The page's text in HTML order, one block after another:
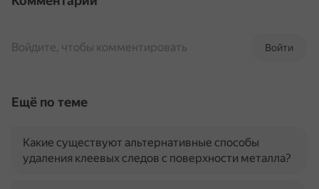
Войти
Войдите, чтобы комментировать
Ещё по теме
Какие существуют альтернативные способы
удаления клеевых следов с поверхности металла?